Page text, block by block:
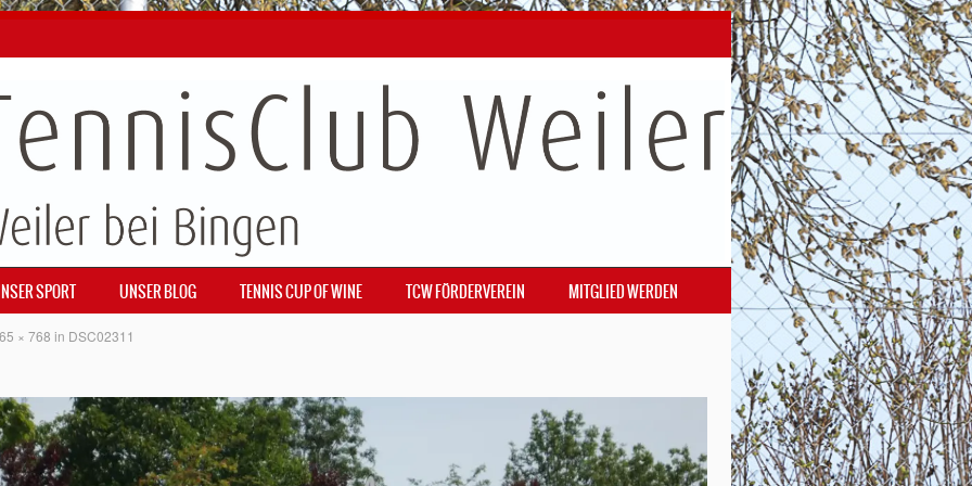
SPORT UNSER BLOG TENNIS CUP OF WINE TCW FÖRDERVEREIN MITGLIED WERDEN
× 768 in DSC02311